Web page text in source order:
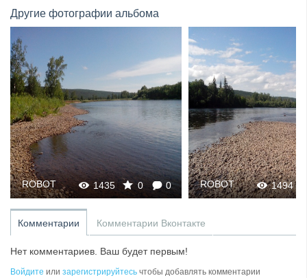
Другие фотографии альбома
1435 0 0
ROBOT 1494
ROBOT
Комментарии Комментарии Вконтакте
Нет комментариев. Ваш будет первым!
Войдите или зарегистрируйтесь чтобы добавлять комментарии